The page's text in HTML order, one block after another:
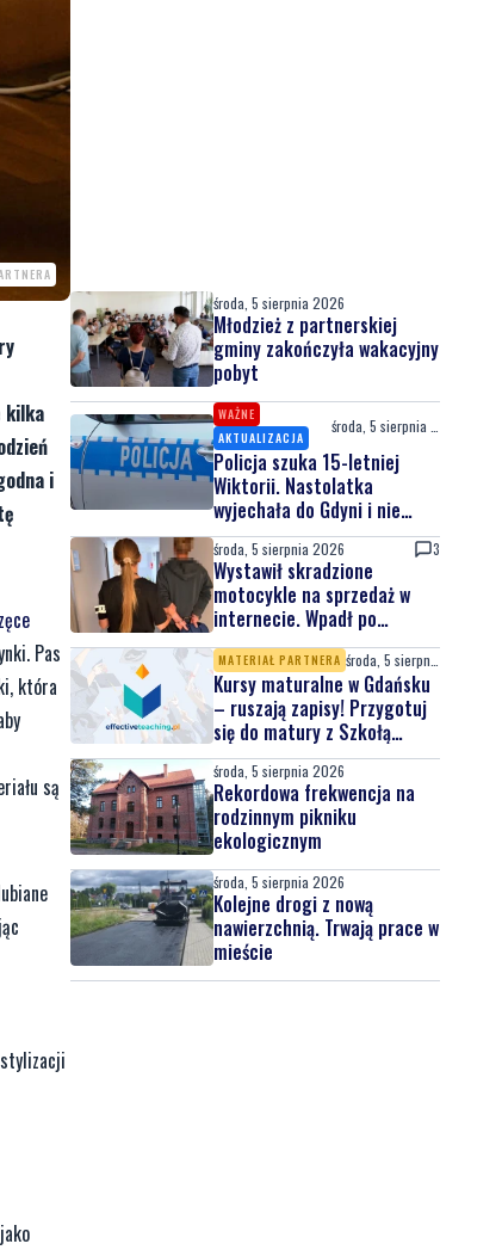
kilka
i
Pas
która
są
środa, 5 sierpnia 2026
Młodzież z partnerskiej
gminy zakończyła wakacyjny
pobyt
WAŻNE
AKTUALIZACJA
Policja szuka 15-letniej
Wiktorii. Nastolatka
wyjechała do Gdyni i nie
wróciła
środa, 5 sierpnia 2026 3
Wystawił skradzione
motocykle na sprzedaż w
internecie. Wpadł po
zgłoszeniu właściciela
MATERIAŁ PARTNERA
Kursy maturalne w Gdańsku
– ruszają zapisy! Przygotuj
się do matury z Szkołą
Effective Teaching!
środa, 5 sierpnia 2026
Rekordowa frekwencja na
rodzinnym pikniku
ekologicznym
środa, 5 sierpnia 2026
Kolejne drogi z nową
nawierzchnią. Trwają prace w
mieście